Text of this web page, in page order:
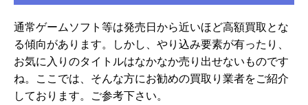
通常ゲームソフト等は発売日から近いほど高額買取とな
る傾向があります。しかし、やり込み要素が有ったり、
お気に入りのタイトルはなかなか売り出せないものです
ね。ここでは、そんな方にお勧めの買取り業者をご紹介
しております。ご参考下さい。